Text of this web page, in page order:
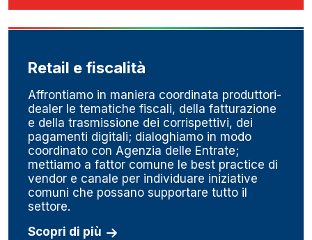
Retail e fiscalità
Affrontiamo in maniera coordinata produttori-
dealer le tematiche fiscali, della fatturazione
e della trasmissione dei corrispettivi, dei
pagamenti digitali; dialoghiamo in modo
coordinato con Agenzia delle Entrate;
mettiamo a fattor comune le best practice di
vendor e canale per individuare iniziative
comuni che possano supportare tutto il
settore.
Scopri di più